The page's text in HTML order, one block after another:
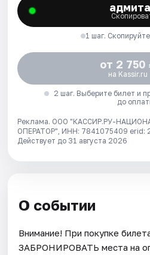
1 шаг.
от 2 750
на Kassir.ru
2 шаг. Выберите билет и
до
Реклама. ООО "КАССИР.РУ-
ОПЕРАТОР", ИНН: 7841075409 erid:
Действует до 31 августа 2026
О событии
Внимание! При покупке
ЗАБРОНИРОВАТЬ места на